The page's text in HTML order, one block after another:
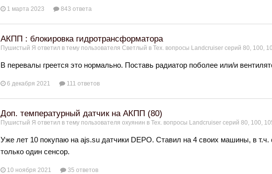
1 марта 2023 843 ответа
АКПП : блокировка гидротрансформатора
Пушистый Я ответил в тему пользователя Светлый в Тех. вопросы Landcruiser серий 80, 100,
В перевалы греется это нормально. Поставь радиатор поболее или/и
6 декабря 2021 111 ответов
Доп. температурный датчик на АКПП (80)
Пушистый Я ответил в тему пользователя охуянин в Тех. вопросы Landcruiser серий 80, 100,
Уже лет 10 покупаю на ajs.su датчики DEPO. Ставил на 4 своих машины, в т.ч.
только один сенсор.
10 ноября 2021 35 ответов